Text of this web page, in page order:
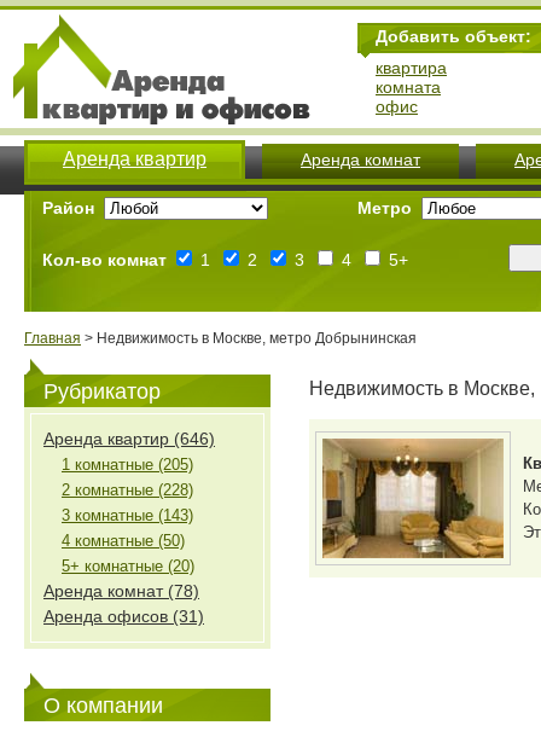
Добавить объект:
квартира
комната
офис
Аренда квартир Аренда комнат
Район Метро
Кол-во комнат 1 2 3 4 5+
Главная > Недвижимость в Москве, метро Добрынинская
Рубрикатор
Аренда квартир (646)
1 комнатные (205)
2 комнатные (228)
3 комнатные (143)
4 комнатные (50)
5+ комнатные (20)
Аренда комнат (78)
Аренда офисов (31)
О компании
Недвижимость в